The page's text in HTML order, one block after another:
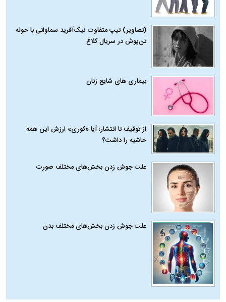
(تصاویر) تیپ متفاوت نیک‌آفرید سماواتی با حوله
تن‌پوش در سریال کلاغ
بیماری‌ های شایع زنان
از توقیف تا انتشار؛ آیا «کوری» ارزش این همه
حاشیه را داشت؟
علت جوش زدن بخش‌های مختلف صورت
علت جوش زدن بخش‌های مختلف بدن